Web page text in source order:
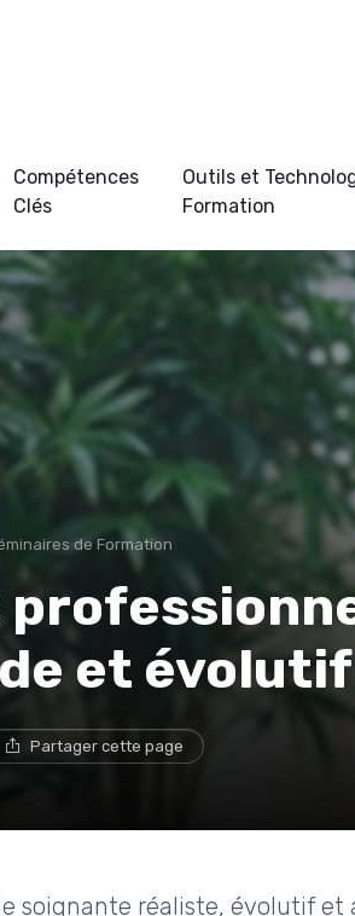
Compétences
Clés
Outils et
Formation
de Formation
et évolutif
Partager cette page
soignante réaliste, évolutif et